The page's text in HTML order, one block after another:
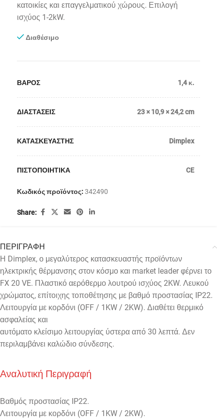
κατοικίες και επαγγελματικού χώρους. Επιλογή
ισχύος 1-2kW.
Διαθέσιμο
ΒΑΡΟΣ 1,4 κ.
ΔΙΑΣΤΑΣΕΙΣ 23 × 10,9 × 24,2 cm
ΚΑΤΑΣΚΕΥΑΣΤΗΣ Dimplex
ΠΙΣΤΟΠΟΙΗΤΙΚΑ CE
Κωδικός προϊόντος:342490
Share:
ΠΕΡΙΓΡΑΦΗ
Η Dimplex, ο μεγαλύτερος κατασκευαστής προϊόντων
ηλεκτρικής θέρμανσης στον κόσμο και market leader φέρνει το
FX 20 VE. Πλαστικό αερόθερμο λουτρού ισχύος 2KW. Λευκού
χρώματος, επίτοιχης τοποθέτησης με βαθμό προστασίας IP22.
Λειτουργία με κορδόνι (OFF / 1KW / 2KW). Διαθέτει θερμικό
ασφαλείας και
αυτόματο κλείσιμο λειτουργίας ύστερα από 30 λεπτά. Δεν
περιλαμβάνει καλώδιο σύνδεσης.
Αναλυτική Περιγραφή
Βαθμός προστασίας IP22.
Λειτουργία με κορδόνι (OFF / 1KW / 2KW).